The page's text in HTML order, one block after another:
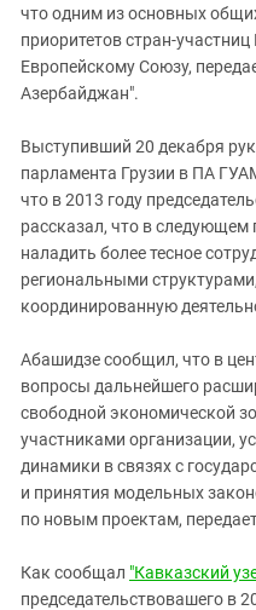
что одним из основных
приоритетов стран-
Европейскому Союзу,
Азербайджан".
Выступивший 20 декабря
парламента Грузии в ПА
что в 2013 году
рассказал, что в следующем
наладить более тесное
региональными
координированную
Абашидзе сообщил, что в
вопросы дальнейшего
свободной экономической
участниками организации,
динамики в связях с
и принятия модельных
по новым проектам,
Как сообщал "Кавказский
председательствовашего в